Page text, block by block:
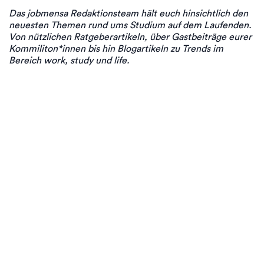
Das jobmensa Redaktionsteam hält euch hinsichtlich den
neuesten Themen rund ums Studium auf dem Laufenden.
Von nützlichen Ratgeberartikeln, über Gastbeiträge eurer
Kommiliton*innen bis hin Blogartikeln zu Trends im
Bereich work, study und life.